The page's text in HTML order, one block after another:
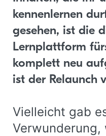
kennenlernen
gesehen, ist die
Lernplattform
komplett neu
ist der Relaunch
Vielleicht gab
Verwunderung,